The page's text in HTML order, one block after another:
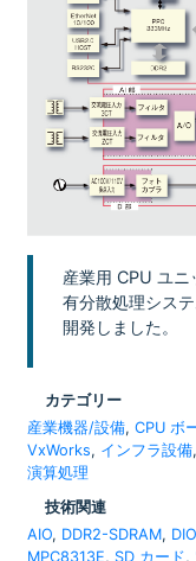
産業用 CPU ユ
有分散処理シス
開発しました。
カテゴリー
産業機器/設備, CPU ボ
VxWorks, インフラ設備
演算処理
技術関連
AIO, DDR2-SDRAM, DIO
MPC8313E, SD カード,